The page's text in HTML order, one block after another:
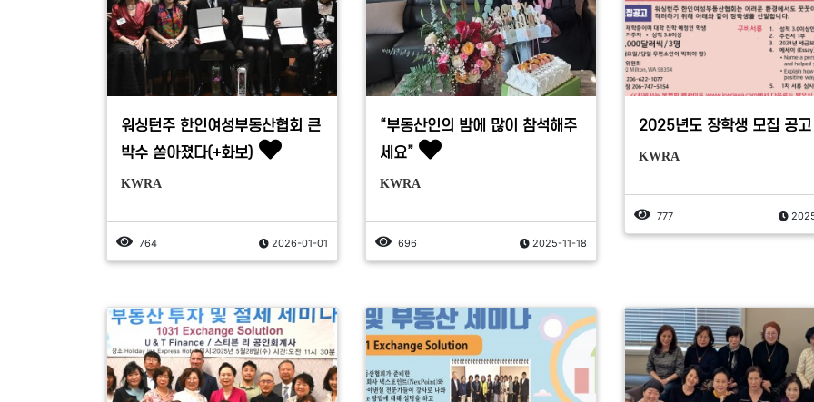
워싱턴주 한인여성부동산협회 큰
박수 쏟아졌다(+화보)
KWRA
764 2026-01-01
“부동산인의 밤에 많이 참석해주
세요”
KWRA
696 2025-11-18
2025년도 장학생 모집 공고
KWRA
777